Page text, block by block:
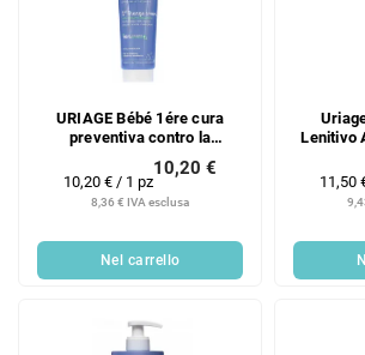
URIAGE Bébé 1ére cura
preventiva contro la
ml
8,36 € IVA esclusa
10,20 €
Prezzo
della
10,20 € / 1 pz
Nel carrello
Lenitivo
Prezzo
della
11,50